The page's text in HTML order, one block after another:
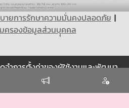
ายการรักษาความมั่นคงปลอดภัย |
ครองข้อมูลส่วนบุุคคล
จำการตั้งค่าของผู้ใช้งานและพัฒนา
ของคุณให้ดียิ่งขึ้น